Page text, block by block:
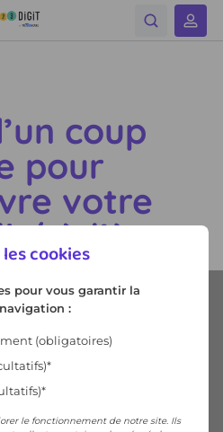
cookies
pour vous garantir la
:
(obligatoires)
le fonctionnement de notre site. Ils